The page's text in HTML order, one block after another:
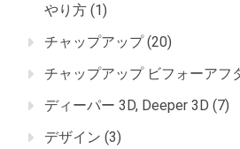
やり方 (1)
チャップアップ(20)
チャップアップ ビフォーアフ
ディーパー 3D, Deeper 3D (7)
デザイン (3)